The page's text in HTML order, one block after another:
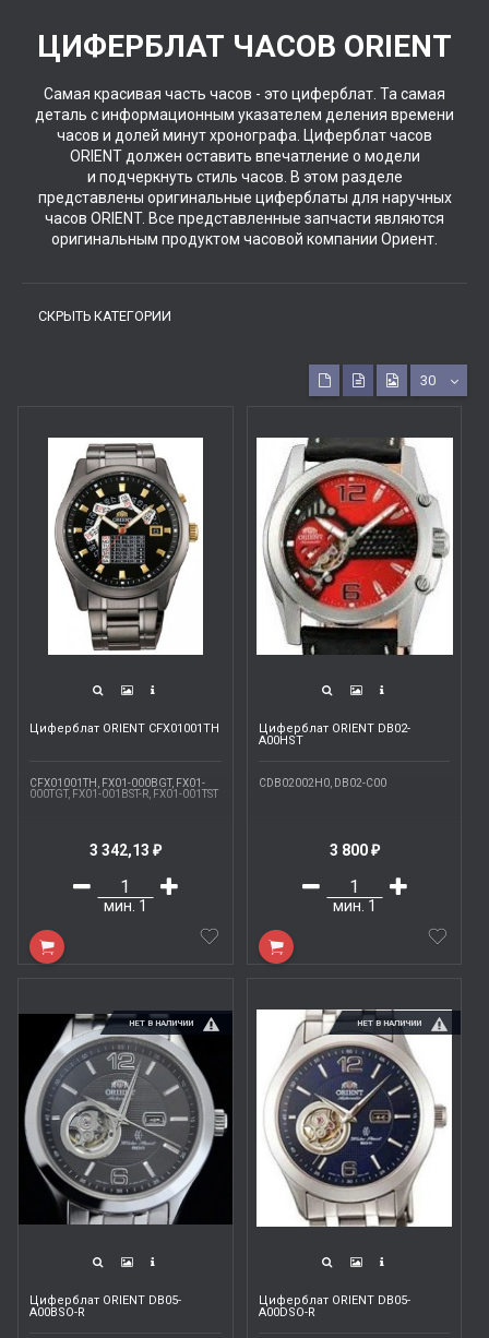
ЦИФЕРБЛАТ ЧАСОВ ORIENT
Самая красивая часть часов - это циферблат. Та самая
деталь с информационным указателем деления времени
часов и долей минут хронографа. Циферблат часов
ORIENT должен оставить впечатление о модели
и подчеркнуть стиль часов. В этом разделе
представлены оригинальные циферблаты для наручных
часов ORIENT. Все представленные запчасти являются
оригинальным продуктом часовой компании Ориент.
СКРЫТЬ КАТЕГОРИИ
30
Циферблат ORIENT CFX01001TH
CFX01001TH, FX01-000BGT, FX01-
000TGT, FX01-001BST-R, FX01-001TST
3 342,13 ₽
мин. 1
Циферблат ORIENT DB02-
A00HST
CDB02002H0, DB02-C00
3 800 ₽
мин. 1
НЕТ В НАЛИЧИИ
Циферблат ORIENT DB05-
A00BSO-R
НЕТ В НАЛИЧИИ
Циферблат ORIENT DB05-
A00DSO-R